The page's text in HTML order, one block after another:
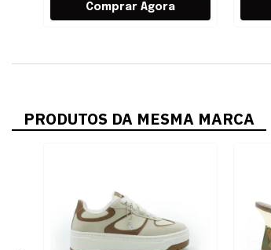
PRODUTOS DA MESMA MARCA